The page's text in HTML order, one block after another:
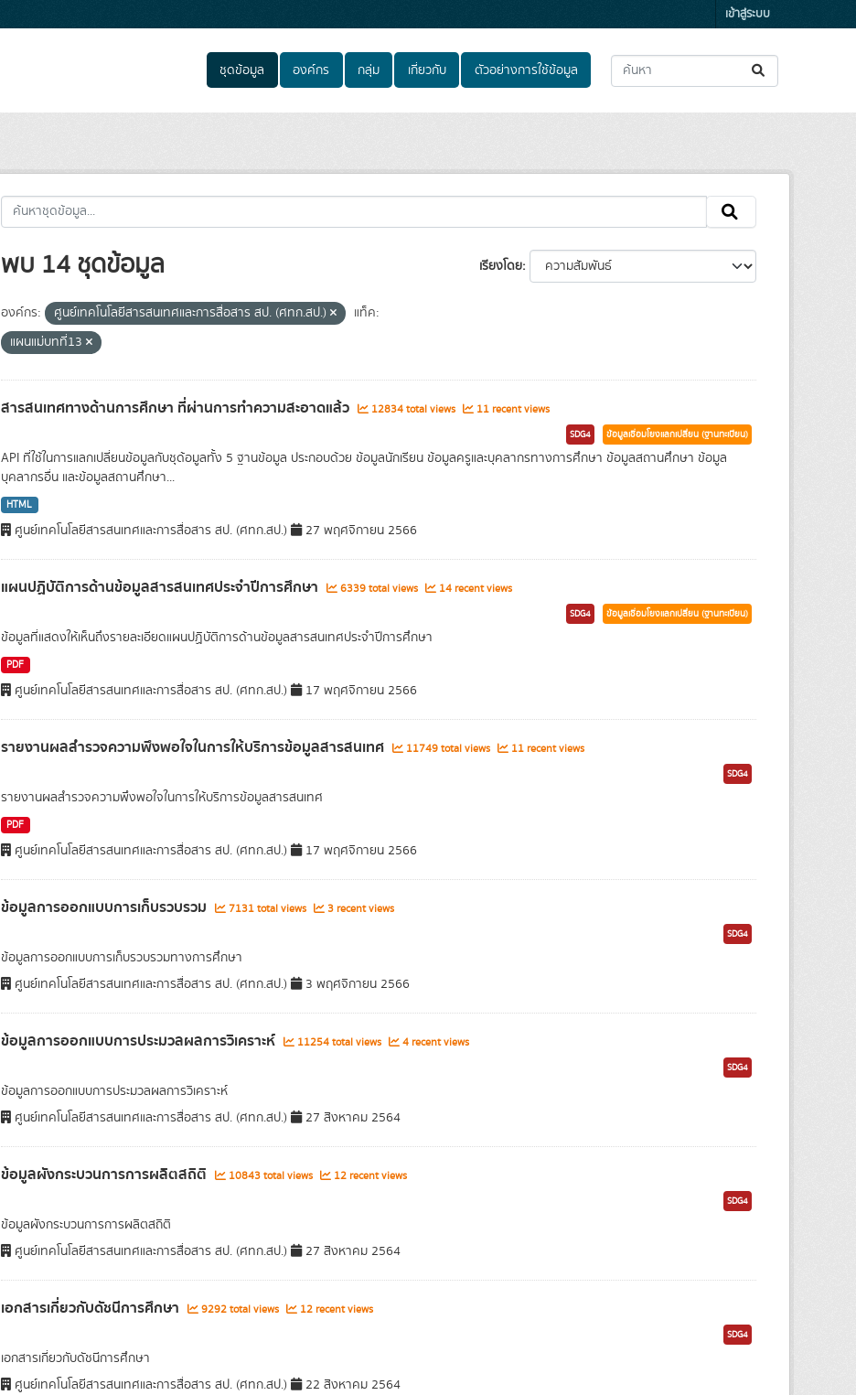
เข้าสู่ระบบ
ชุดข้อมูล องค์กร กลุ่ม เกี่ยวกับ ตัวอย่างการใช้ข้อมูล
เรียงโดย
พบ 14 ชุดข้อมูล
องค์กร: ศูนย์เทคโนโลยีสารสนเทศและการสื่อสาร สป. (ศทก.สป.)
แท็ค:
แผนแม่บทที่13
สารสนเทศทางด้านการศึกษา ที่ผ่านการทำความสะอาดแล้ว 12834 total views 11 recent views
SDG4 ข้อมูลเชื่อมโยงแลกเปลี่ยน (ฐานทะเบียน)
API ที่ใช้ในการแลกเปลี่ยนข้อมูลกับชุด้อมูลทั้ง 5 ฐานข้อมูล ประกอบด้วย ข้อมูลนักเรียน ข้อมูลครูและบุคลากรทางการศึกษา ข้อมูลสถานศึกษา ข้อมูล
บุคลากรอื่น และข้อมูลสถานศึกษา...
HTML
ศูนย์เทคโนโลยีสารสนเทศและการสื่อสาร สป. (ศทก.สป.) 27 พฤศจิกายน 2566
แผนปฏิบัติการด้านข้อมูลสารสนเทศประจำปีการศึกษา 6339 total views 14 recent views
SDG4 ข้อมูลเชื่อมโยงแลกเปลี่ยน (ฐานทะเบียน)
ข้อมูลที่แสดงให้เห็นถึงรายละเอียดแผนปฏิบัติการด้านข้อมูลสารสนเทศประจำปีการศึกษา
PDF
ศูนย์เทคโนโลยีสารสนเทศและการสื่อสาร สป. (ศทก.สป.) 17 พฤศจิกายน 2566
รายงานผลสำรวจความพึงพอใจในการให้บริการข้อมูลสารสนเทศ 11749 total views 11 recent views
SDG4
รายงานผลสำรวจความพึงพอใจในการให้บริการข้อมูลสารสนเทศ
PDF
ศูนย์เทคโนโลยีสารสนเทศและการสื่อสาร สป. (ศทก.สป.) 17 พฤศจิกายน 2566
ข้อมูลการออกแบบการเก็บรวบรวม 7131 total views 3 recent views
SDG4
ข้อมูลการออกแบบการเก็บรวบรวมทางการศึกษา
ศูนย์เทคโนโลยีสารสนเทศและการสื่อสาร สป. (ศทก.สป.)
3 พฤศจิกายน 2566
ข้อมูลการออกแบบการประมวลผลการวิเคราะห์ 11254 total views 4 recent views
SDG4
ข้อมูลการออกแบบการประมวลผลการวิเคราะห์
ศูนย์เทคโนโลยีสารสนเทศและการสื่อสาร สป. (ศทก.สป.)
27 สิงหาคม 2564
ข้อมูลผังกระบวนการการผลิตสถิติ 10843 total views 12 recent views
SDG4
ข้อมูลผังกระบวนการการผลิตสถิติ
ศูนย์เทคโนโลยีสารสนเทศและการสื่อสาร สป. (ศทก.สป.)
27 สิงหาคม 2564
เอกสารเกี่ยวกับดัชนีการศึกษา 9292 total views 12 recent views
SDG4
เอกสารเกี่ยวกับดัชนีการศึกษา
ศูนย์เทคโนโลยีสารสนเทศและการสื่อสาร สป. (ศทก.สป.)
22 สิงหาคม 2564